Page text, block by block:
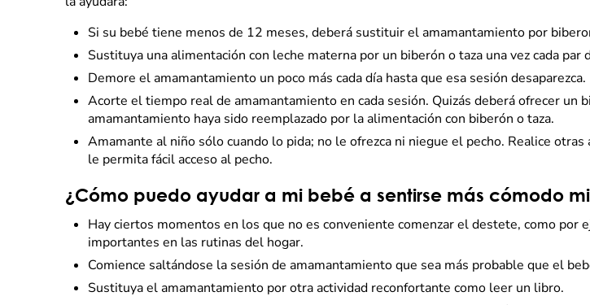
Si su bebé tiene menos de 12 meses, deberá sustituir el amamantamiento por
Sustituya una alimentación con leche materna por un biberón o taza una vez cada par
Demore el amamantamiento un poco más cada día hasta que esa sesión desaparezca.
Acorte el tiempo real de amamantamiento en cada sesión. Quizás deberá ofrecer
amamantamiento haya sido reemplazado por la alimentación con biberón o taza.
Amamante al niño sólo cuando lo pida; no le ofrezca ni niegue el pecho. Realice
le permita fácil acceso al pecho.
¿Cómo puedo ayudar a mi bebé a sentirse más cómodo
Hay ciertos momentos en los que no es conveniente comenzar el destete, como
importantes en las rutinas del hogar.
Comience saltándose la sesión de amamantamiento que sea más probable que el
Sustituya el amamantamiento por otra actividad reconfortante como leer un libro.